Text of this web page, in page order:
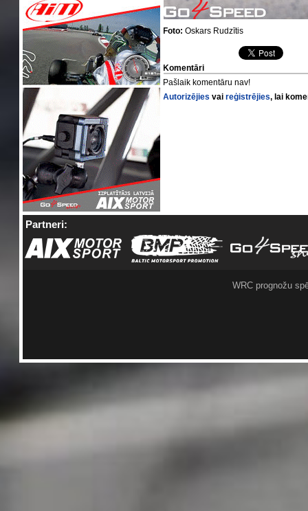
Foto: Oskars Rudzītis
Komentāri
Pašlaik komentāru nav!
Autorizējies vaireģistrējies, lai
Partneri:
WRC prognožu